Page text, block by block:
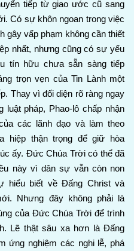
tiếp từ giao ước cũ sang
Có sự khôn ngoan trong việc
gây vấp phạm không cần thiết
nhất, nhưng cũng có sự yếu
tín hữu chưa sẵn sàng tiếp
trọn vẹn của Tin Lành một
Thay vì đối diện rõ ràng ngay
pháp, Phao-lô chấp nhận
các lãnh đạo và làm theo
hiệp thận trọng để giữ hòa
ấy. Đức Chúa Trời có thể đã
này vì dân sự vẫn còn non
hiểu biết về Đấng Christ và
Nhưng đây không phải là
của Đức Chúa Trời để trình
Lẽ thật sâu xa hơn là Đấng
ứng nghiệm các nghi lễ, phá